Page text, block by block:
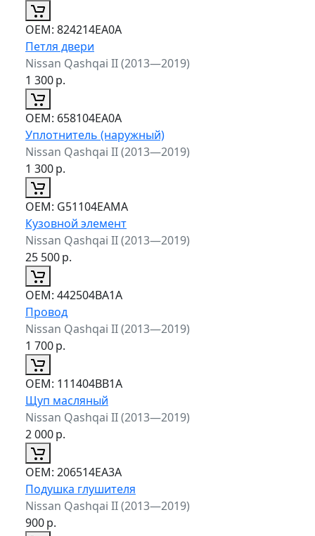
ОЕМ: 824214EA0A
Петля двери
Nissan Qashqai II (2013—2019)
1 300р.
ОЕМ: 658104EA0A
Уплотнитель (наружный)
Nissan Qashqai II (2013—2019)
1 300р.
ОЕМ: G51104EAMA
Кузовной элемент
Nissan Qashqai II (2013—2019)
25 500р.
ОЕМ: 442504BA1A
Провод
Nissan Qashqai II (2013—2019)
1 700р.
ОЕМ: 111404BB1A
Щуп масляный
Nissan Qashqai II (2013—2019)
2 000р.
ОЕМ: 206514EA3A
Подушка глушителя
Nissan Qashqai II (2013—2019)
900р.